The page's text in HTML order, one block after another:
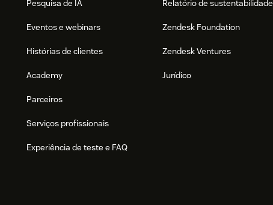
Pesquisa de IA
Eventos e webinars
Histórias de clientes
Academy
Parceiros
Serviços profissionais
Experiência de teste e FAQ
Relatório de sustentabilidade
Zendesk Foundation
Zendesk Ventures
Jurídico